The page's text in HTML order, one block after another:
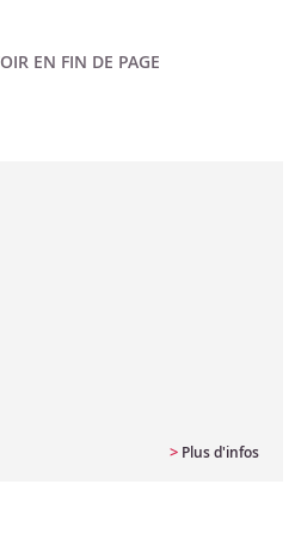
EN FIN DE PAGE
> Plus d'infos